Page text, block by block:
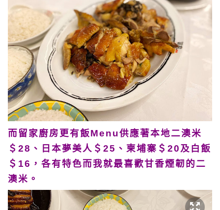
而留家廚房更有飯Menu供應著本地二澳米
＄28、日本夢美人＄25、柬埔寨＄20及白飯
＄16，各有特色而我就最喜歡甘香煙韌的二
澳米。